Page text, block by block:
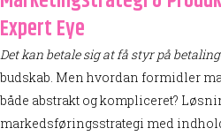
Expert Eye
Det kan betale sig at få styr på
budskab. Men hvordan formidler
både abstrakt og kompliceret?
markedsføringsstrategi med